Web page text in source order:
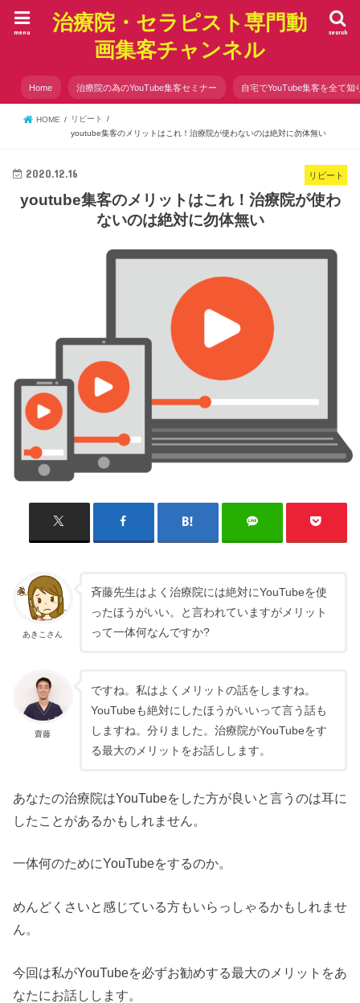
治療院・セラピスト専門動
画集客チャンネル
search
menu
Home 治療院の為のYouTube集客セミナー 自宅でYouTube集客を全て知
HOME
リピート
youtube集客のメリットはこれ！治療院が使わないのは絶対に勿体無い
リピート
2020.12.16
youtube集客のメリットはこれ！治療院が使わ
ないのは絶対に勿体無い
あきこさん
斉藤先生はよく治療院には絶対にYouTubeを使
ったほうがいい。と言われていますがメリット
って一体何なんですか?
齋藤
ですね。私はよくメリットの話をしますね。
YouTubeも絶対にしたほうがいいって言う話も
しますね。分りました。治療院がYouTubeをす
る最大のメリットをお話しします。
あなたの治療院はYouTubeをした方が良いと言うのは耳に
したことがあるかもしれません。
一体何のためにYouTubeをするのか。
めんどくさいと感じている方もいらっしゃるかもしれませ
ん。
今回は私がYouTubeを必ずお勧めする最大のメリットをあ
なたにお話しします。